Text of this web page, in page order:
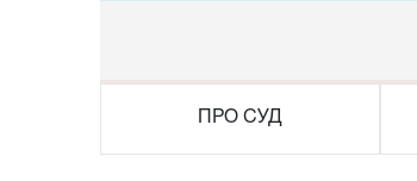
ПРО СУД